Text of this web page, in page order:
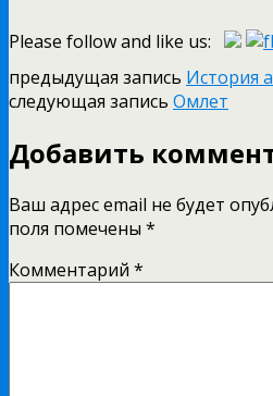
Please follow and like us:
предыдущая запись История
следующая запись Омлет
Добавить
Ваш адрес email не будет
поля помечены *
Комментарий *